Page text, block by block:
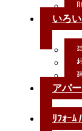
いろ
アパ
ﾘﾌｫｰﾑ